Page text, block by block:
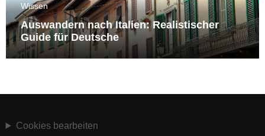
Wissen
Auswandern nach Italien: Realistischer
Guide für Deutsche
Cookies bearbeiten